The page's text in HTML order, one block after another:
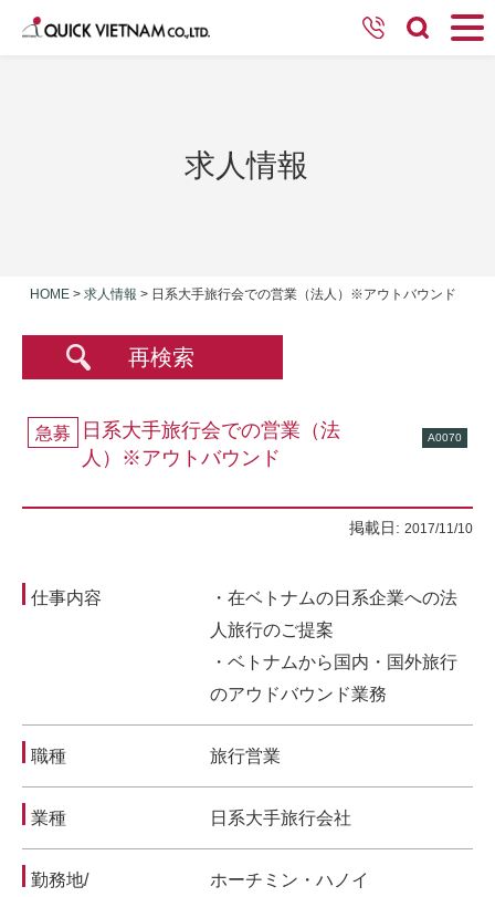
求人情報
HOME > 求人情報 > 日系大手旅行会での営業（法人）※アウトバウンド
再検索
急募
日系大手旅行会での営業（法
人）※アウトバウンド
A0070
掲載日: 2017/11/10
仕事内容
・在ベトナムの日系企業への法
人旅行のご提案
・ベトナムから国内・国外旅行
のアウドバウンド業務
職種 旅行営業
業種 日系大手旅行会社
勤務地/
ホーチミン・ハノイ